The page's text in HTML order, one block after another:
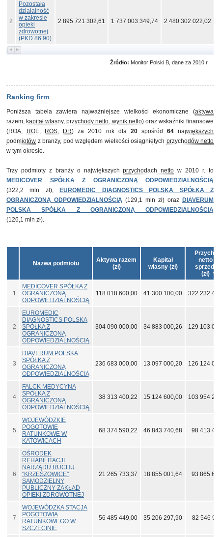
2
Pozostała
działalność
w zakresie
opieki
zdrowotnej
(PKD 86.90)
2 895 721 302,61 1 737 003 349,74 2 480 302 022,02
Źródło: Monitor Polski B, dane za 2010 r.
Ranking firm
Poniższa tabela zawiera najważniejsze wielkości ekonomiczne (aktywa
razem, kapitał własny,przychody netto, wynik netto) oraz wskaźniki finansowe
(ROA, ROE, ROS, DR) za 2010 rok dla 20spośród 64 największych
podmiotów z branży, pod względem wielkości osiągniętych przychodów netto
w tym okresie.
Trzy podmioty z branży o największychprzychodach netto w 2010 r. to
MEDICOVER SPÓŁKA Z OGRANICZONĄ ODPOWIEDZIALNOŚCIĄ
(322,2 mln zł),
EUROMEDIC DIAGNOSTICS POLSKA SPÓŁKA Z
OGRANICZONĄ ODPOWIEDZIALNOŚCIĄ (129,1 mln zł) oraz DIAVERUM
POLSKA SPÓŁKA Z OGRANICZONĄ ODPOWIEDZIALNOŚCIĄ
(126,1 mln zł).
Nazwa podmiotu
Aktywa razem
(zł)
Kapitał
własny (zł)
netto ze
(zł)
1
MEDICOVER SPÓŁKA Z
OGRANICZONĄ
ODPOWIEDZIALNOŚCIĄ
118 018 600,00 41 300 100,00 322 232
2
EUROMEDIC
DIAGNOSTICS POLSKA
SPÓŁKA Z
OGRANICZONĄ
ODPOWIEDZIALNOŚCIĄ
304 090 000,00 34 883 000,26 129 103
3
DIAVERUM POLSKA
SPÓŁKA Z
OGRANICZONĄ
ODPOWIEDZIALNOŚCIĄ
236 683 000,00 13 097 000,20 126 124
4
FALCK MEDYCYNA
SPÓŁKA Z
OGRANICZONĄ
ODPOWIEDZIALNOŚCIĄ
38 313 400,22 15 124 600,00 103 954
5
WOJEWÓDZKIE
POGOTOWIE
RATUNKOWE W
KATOWICACH
68 374 590,22 46 843 740,68 98 413
6
OŚRODEK
REHABILITACJI
NARZĄDU RUCHU
"KRZESZOWICE"
SAMODZIELNY
PUBLICZNY ZAKŁAD
OPIEKI ZDROWOTNEJ
21 265 733,37 18 855 001,64 93 865
7
WOJEWÓDZKA STACJA
POGOTOWIA
RATUNKOWEGO W
SZCZECINIE
56 485 449,00 35 206 297,90 82 546